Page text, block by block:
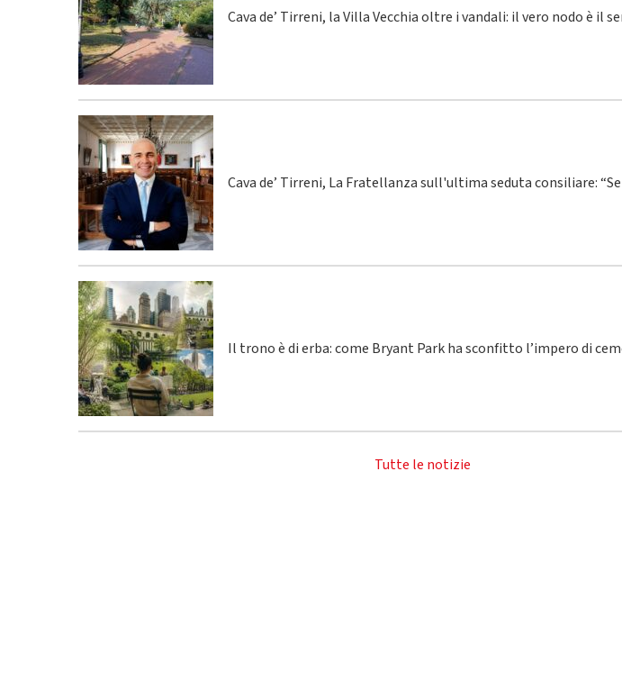
Cava de’ Tirreni, la Villa Vecchia oltre i vandali: il vero nodo è il
Cava de’ Tirreni, La Fratellanza sull'ultima seduta consiliare:
Il trono è di erba: come Bryant Park ha sconfitto l’impero di
Tutte le notizie